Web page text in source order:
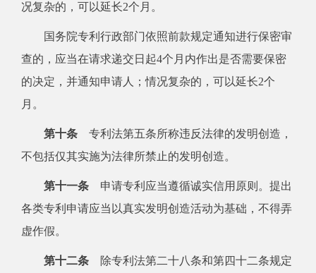
况复杂的，可以延长2个月。
国务院专利行政部门依照前款规定通知进行保密审
查的，应当在请求递交日起4个月内作出是否需要保密
的决定，并通知申请人；情况复杂的，可以延长2个
月。
第十条 专利法第五条所称违反法律的发明创造，
不包括仅其实施为法律所禁止的发明创造。
第十一条 申请专利应当遵循诚实信用原则。提出
各类专利申请应当以真实发明创造活动为基础，不得弄
虚作假。
第十二条
除专利法第二十八条和第四十二条规定